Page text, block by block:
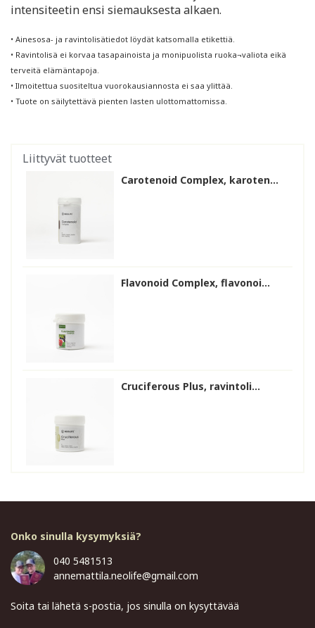
intensiteetin ensi siemauksesta alkaen.
• Ainesosa- ja ravintolisätiedot löydät katsomalla etikettiä.
• Ravintolisä ei korvaa tasapainoista ja monipuolista ruoka¬valiota eikä
terveitä elämäntapoja.
• Ilmoitettua suositeltua vuorokausiannosta ei saa ylittää.
• Tuote on säilytettävä pienten lasten ulottomattomissa.
Liittyvät tuotteet
Carotenoid Complex, karoten...
Flavonoid Complex, flavonoi...
Cruciferous Plus, ravintoli...
Onko sinulla kysymyksiä?
040 5481513
annemattila.neolife@gmail.com
Soita tai lähetä s-postia, jos sinulla on kysyttävää